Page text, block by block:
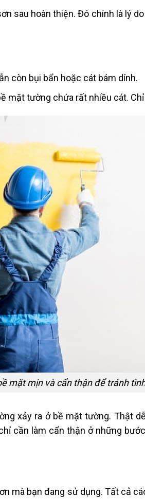
sau hoàn thiện. Đó chính là lý
còn bụi bẩn hoặc cát bám dính.
mặt tường chứa rất nhiều cát.
mặt mịn và cẩn thận để tránh
xảy ra ở bề mặt tường. Thật
cần làm cẩn thận ở những
mà bạn đang sử dụng. Tất cả